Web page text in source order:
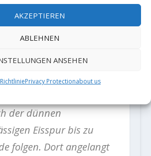
AKZEPTIEREN
ABLEHNEN
ANSEHEN
Privacy Protectionabout us
Eis wollte allerdings nicht
Darüber hinaus
werden. Der mögliche
entpuppte sich als zu
der dünnen
Eisspur bis zu
folgen. Dort angelangt